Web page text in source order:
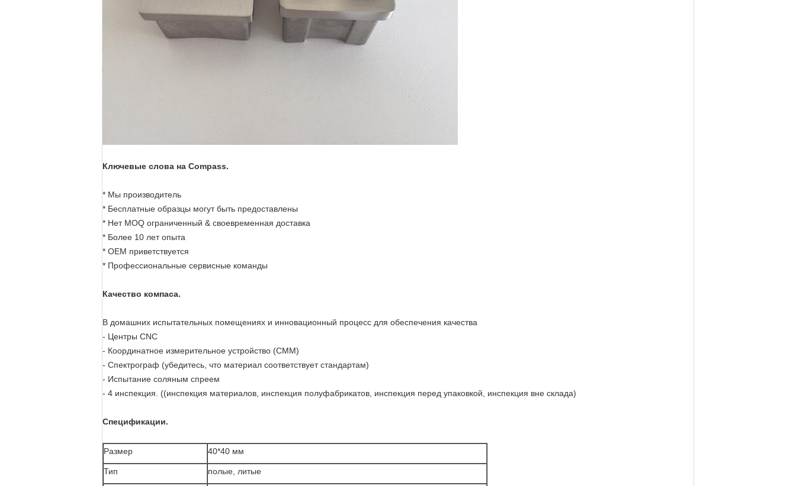
Ключевые слова на Compass.
* Мы производитель
* Бесплатные образцы могут быть предоставлены
* Нет MOQ ограниченный & своевременная доставка
* Более 10 лет опыта
* OEM приветствуется
* Профессиональные сервисные команды
Качество компаса.
В домашних испытательных помещениях и инновационный процесс для обеспечения качества
- Центры CNC
- Координатное измерительное устройство (CMM)
- Спектрограф (убедитесь, что материал соответствует стандартам)
- Испытание соляным спреем
- 4 инспекция. ((инспекция материалов, инспекция полуфабрикатов, инспекция перед упаковкой, инспекция вне склада)
Спецификации.
Размер 40*40 мм
Тип полые, литые